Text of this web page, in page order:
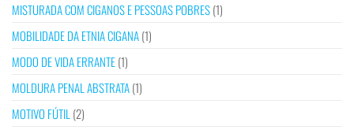
MISTURADA COM CIGANOS E PESSOAS POBRES(1)
MOBILIDADE DA ETNIA CIGANA(1)
MODO DE VIDA ERRANTE(1)
MOLDURA PENAL ABSTRATA(1)
MOTIVO FÚTIL (2)